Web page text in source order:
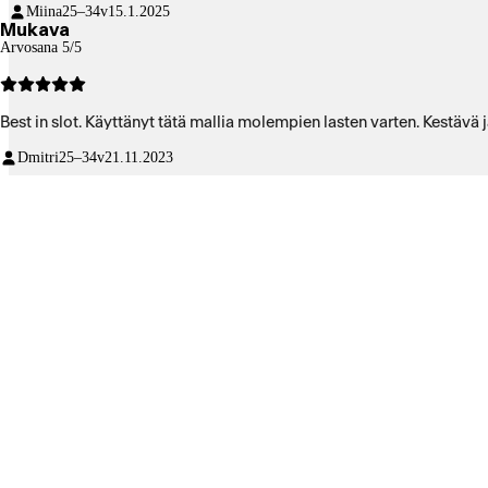
Miina25–34v15.1.2025
Mukava
Arvosana 5/5
Best in slot. Käyttänyt tätä mallia molempien lasten varten. Kestävä
Dmitri25–34v21.11.2023